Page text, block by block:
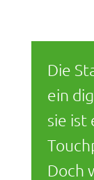
Die
ein
sie ist
Doch